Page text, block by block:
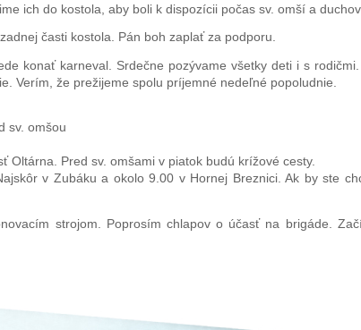
ich do kostola, aby boli k dispozícii počas sv. omší a
časti kostola. Pán boh zaplať za podporu.
konať karneval. Srdečne pozývame všetky deti i s
Verím, že prežijeme spolu príjemné nedeľné popoludnie.
sv. omšou
Oltárna. Pred sv. omšami v piatok budú krížové cesty.
v Zubáku a okolo 9.00 v Hornej Breznici. Ak by ste
strojom. Poprosím chlapov o účasť na brigáde.